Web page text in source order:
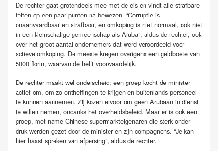
De rechter gaat grotendeels mee met de eis en vindt alle strafbare
feiten op een paar punten na bewezen. “Corruptie is
onaanvaardbaar en strafbaar, en omkoping is niet normaal, ook niet
in een kleinschalige gemeenschap als Aruba”, aldus de rechter, ook
over het groot aantal ondernemers dat werd veroordeeld voor
actieve omkoping. De meeste kregen overigens een geldboete van
5000 florin, waarvan de helft voorwaardelijk.
De rechter maakt wel onderscheid; een groep kocht de minister
actief om, om zo ontheffingen te krijgen en buitenlands personeel
te kunnen aannemen. Zij kozen ervoor om geen Arubaan in dienst
te willen nemen, ondanks het overheidsbeleid. Maar er is ook een
groep, met name Chinese supermarkteigenaren die sterk onder
druk werden gezet door de minister en zijn compagnons. “Je kan
hier haast spreken van afpersing”, aldus de rechter.